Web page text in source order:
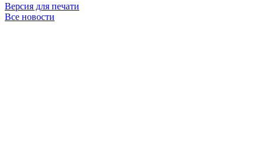
Версия для печати
Все новости